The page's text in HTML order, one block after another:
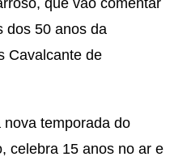
que vão comentar
dos 50 anos da
Cavalcante de
temporada do
celebra 15 anos no ar e